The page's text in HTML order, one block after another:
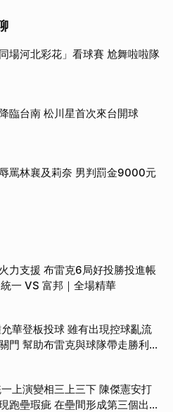
場河北彩花」看球賽 尬舞啦啦隊
臨台南 松川星首次來台開球
罵林襄及莉奈 男判罰金9000元
力支援 布雷克6局好投勝投進帳
一 VS 富邦｜全場精華
華登板投球 雖有出現控球亂流
門 幫助布雷克與球隊帶走勝利
一 VS 富邦）
上演變相三上三下 陳傑憲安打
跑壘瑕疵 在壘間形成第三個出局